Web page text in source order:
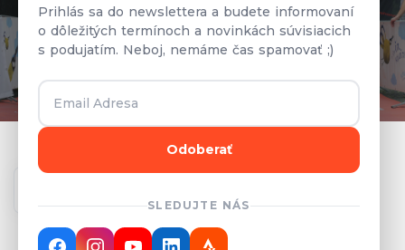
Prihlás sa do newslettera a budete informovaní
o dôležitých termínoch a novinkách súvisiacich
s podujatím. Neboj, nemáme čas spamovať ;)
Odoberať
SLEDUJTE NÁS
Prihlásené tímy a výsledky z
predchádzajúcich rokov.